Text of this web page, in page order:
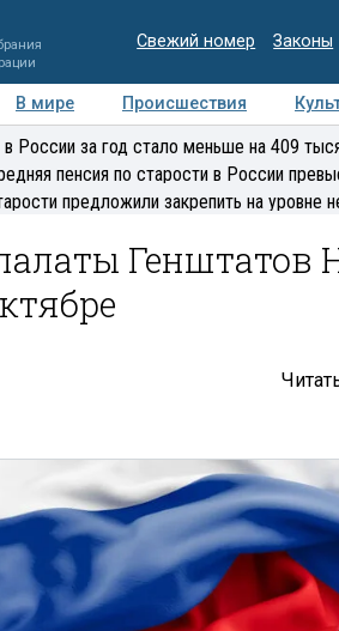
Свежий номер Законы
В мире Происшествия
Медиацентр Интервью
России за год стало меньше на 409
пенсия по старости в России
предложили закрепить на уровне
Генштатов